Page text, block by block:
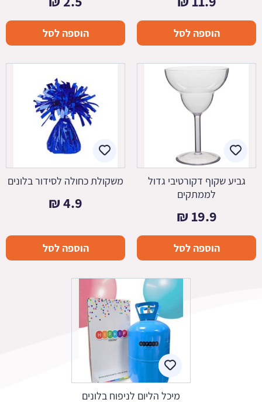
הוספה לסל הוספה לסל
גביע שקוף דקורטיבי גדול
לממתקים
19.9
₪
הוספה לסל
משקולת כחולה לסידור בלונים
4.9
₪
הוספה לסל
מיכל הליום לניפוח בלונים